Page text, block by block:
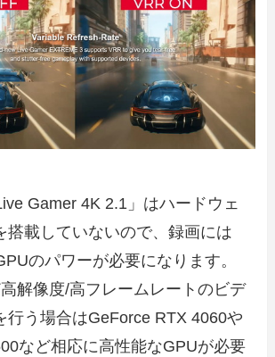
Gamer 4K 2.1」はハードウェ
搭載していないので、録画には
のパワーが必要になります。
解像度/高フレームレートのビデ
行う場合はGeForce RTX 4060や
など相応に高性能なGPUが必要